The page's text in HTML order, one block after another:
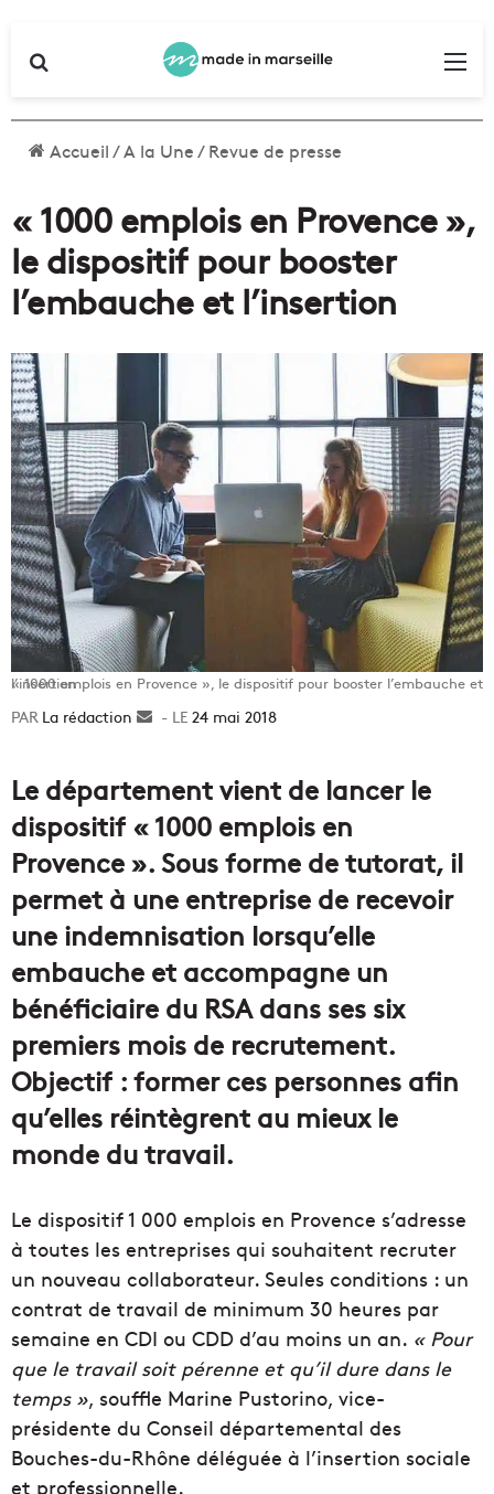
Accueil/A la Une/Revue de presse
« 1000 emplois en Provence »,
le dispositif pour booster
l’embauche et l’insertion
« 1000 emplois en Provence », le dispositif pour booster l’embauche et l’insertion
La rédaction
Envoyer24 mai 2018
Le département vient de lancer le
dispositif « 1000 emplois en
Provence ». Sous forme de tutorat, il
permet à une entreprise de recevoir
une indemnisation lorsqu’elle
embauche et accompagne un
bénéficiaire du RSA dans ses six
premiers mois de recrutement.
Objectif : former ces personnes afin
qu’elles réintègrent au mieux le
monde du travail.
Le dispositif 1 000 emplois en Provence s’adresse
à toutes les entreprises qui souhaitent recruter
un nouveau collaborateur. Seules conditions : un
contrat de travail de minimum 30 heures par
semaine en CDI ou CDD d’au moins un an. « Pour
que le travail soit pérenne et qu’il dure dans le
temps », souffle Marine Pustorino, vice-
présidente du Conseil départemental des
Bouches-du-Rhône déléguée à l’insertion sociale
et professionnelle.